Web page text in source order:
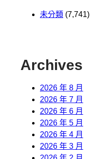
未分類 (7,741)
Archives
2026 年 8 月
2026 年 7 月
2026 年 6 月
2026 年 5 月
2026 年 4 月
2026 年 3 月